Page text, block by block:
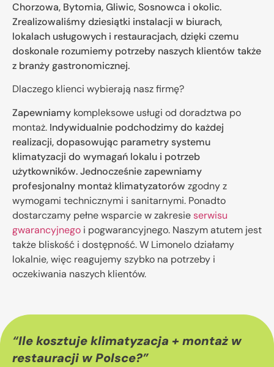
Chorzowa, Bytomia, Gliwic, Sosnowca i okolic.
Zrealizowaliśmy dziesiątki instalacji w biurach,
lokalach usługowych i restauracjach, dzięki czemu
doskonale rozumiemy potrzeby naszych klientów także
z branży gastronomicznej.
Dlaczego klienci wybierają nasz firmę?
Zapewniamy kompleksowe usługi od doradztwa po
montaż. Indywidualnie podchodzimy do każdej
realizacji, dopasowując parametry systemu
klimatyzacji do wymagań lokalu i potrzeb
użytkowników. Jednocześnie zapewniamy
profesjonalny montaż klimatyzatorów zgodny z
wymogami technicznymi i sanitarnymi. Ponadto
dostarczamy pełne wsparcie w zakresieserwisu
gwarancyjnego i pogwarancyjnego. Naszym atutem jest
także bliskość i dostępność. W Limonelo działamy
lokalnie, więc reagujemy szybko na potrzeby i
oczekiwania naszych klientów.
“Ile kosztuje klimatyzacja + montaż w
restauracji w Polsce?”